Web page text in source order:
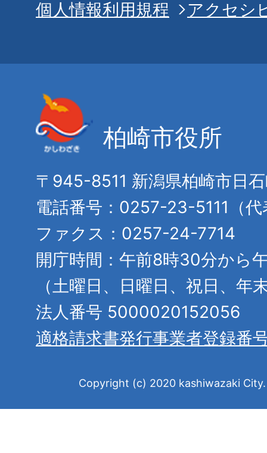
個人情報利用規程 アクセシ
柏崎市役所
〒945-8511 新潟県柏崎市日
電話番号：0257-23-5111（代
ファクス：0257-24-7714
開庁時間：午前8時30分から
（土曜日、日曜日、祝日、年
法人番号 5000020152056
適格請求書発行事業者登録番
Copyright (c) 2020 kashiwazaki